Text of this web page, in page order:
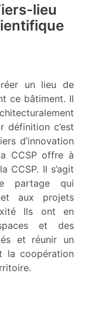
lieu
un lieu de
ce bâtiment. Il
définition c’est
d’innovation
CCSP offre à
CCSP. Il s’agit
partage qui
et aux projets
Ils ont en
et des
et réunir un
la coopération